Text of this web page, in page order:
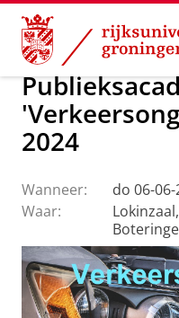
Skip
Content
Skip
Navigation
2024
Wanneer:
do 06-
Waar: